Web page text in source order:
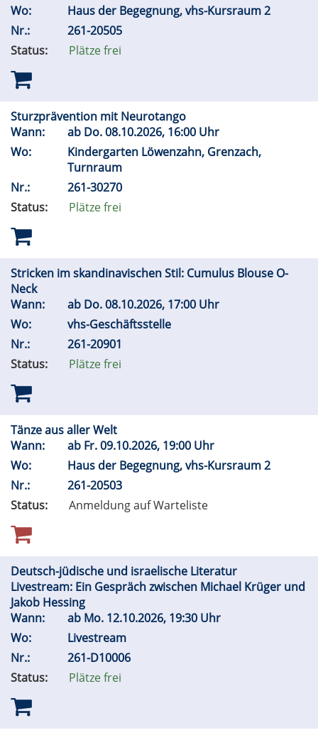
Wo:
Haus der Begegnung, vhs-Kursraum 2
Nr.:
261-20505
Status:
Plätze frei
Sturzprävention mit Neurotango
Wann:
ab Do.08.10.2026, 16:00 Uhr
Wo:
Kindergarten Löwenzahn, Grenzach,
Turnraum
Nr.:
261-30270
Status:
Plätze frei
Stricken im skandinavischen Stil: Cumulus Blouse O-
Neck
Wann:
ab Do.08.10.2026, 17:00 Uhr
Wo:
vhs-Geschäftsstelle
Nr.:
261-20901
Status:
Plätze frei
Tänze aus aller Welt
Wann:
ab Fr.09.10.2026, 19:00 Uhr
Wo:
Haus der Begegnung, vhs-Kursraum 2
Nr.:
261-20503
Status:
Anmeldung auf Warteliste
Deutsch-jüdische und israelische Literatur
Livestream: Ein Gespräch zwischen Michael Krüger und
Jakob Hessing
Wann:
ab Mo. 12.10.2026, 19:30 Uhr
Wo:
Livestream
Nr.:
261-D10006
Status:
Plätze frei